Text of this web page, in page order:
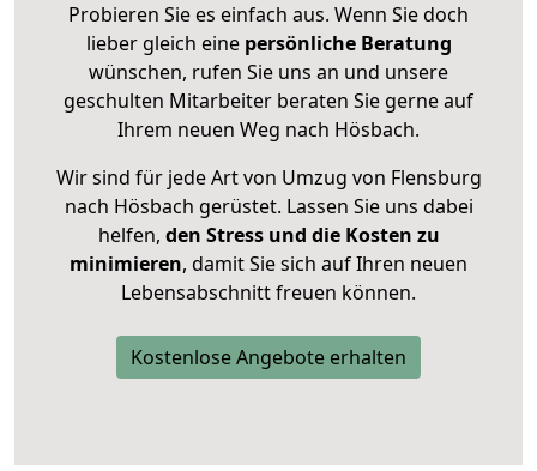
Probieren Sie es einfach aus. Wenn Sie doch
lieber gleich eine persönliche Beratung
wünschen, rufen Sie uns an und unsere
geschulten Mitarbeiter beraten Sie gerne auf
Ihrem neuen Weg nach Hösbach.
Wir sind für jede Art von Umzug von Flensburg
nach Hösbach gerüstet. Lassen Sie uns dabei
helfen, den Stress und die Kosten zu
minimieren, damit Sie sich auf Ihren neuen
Lebensabschnitt freuen können.
Kostenlose Angebote erhalten